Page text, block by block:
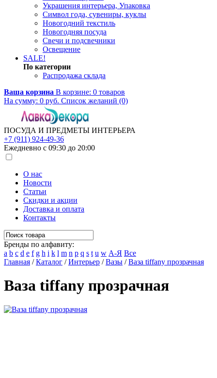
Украшения интерьера, Упаковка
Символ года, сувениры, куклы
Новогодний текстиль
Новогодняя посуда
Свечи и подсвечники
Освещение
SALE!
По категории
Распродажа склада
Ваша корзина В корзине: 0 товаров
На сумму: 0 руб. Список желаний (0)
ПОСУДА И ПРЕДМЕТЫ ИНТЕРЬЕРА
+7 (911) 924-49-36
Ежедневно с 09:30 до 20:00
О нас
Новости
Статьи
Скидки и акции
Доставка и оплата
Контакты
Бренды по алфавиту:
a b c d e f g h i k l m n p q s t u w А-Я Все
Главная /Каталог /Интерьер /Вазы /Ваза tiffany прозрачная
Ваза tiffany прозрачная